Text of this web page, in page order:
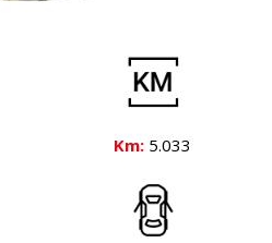
Km: 5.033